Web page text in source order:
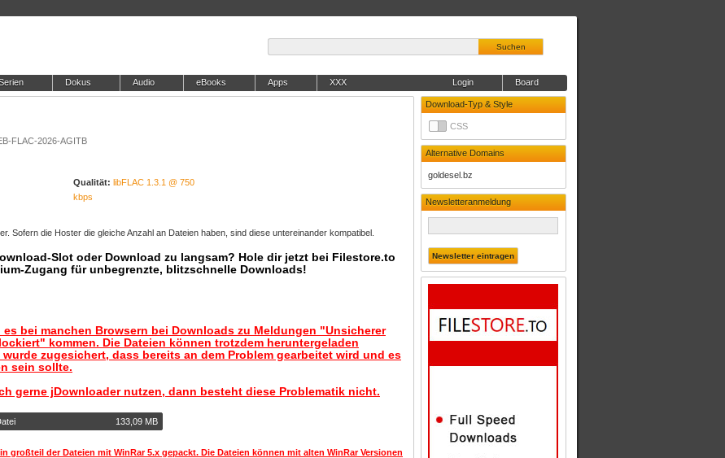
Suchen
Dokus Audio eBooks Apps XXX Board
Login
Download-Typ & Style
CSS
Alternative Domains
goldesel.bz
Newsletteranmeldung
FLAC-2026-AGITB
Qualität: libFLAC 1.3.1 @ 750
kbps
Sofern die Hoster die gleiche Anzahl an Dateien haben, sind diese untereinander kompatibel.
Slot oder Download zu langsam? Hole dir jetzt bei Filestore.to
Zugang für unbegrenzte, blitzschnelle Downloads!
bei manchen Browsern bei Downloads zu Meldungen "Unsicherer
kommen. Die Dateien können trotzdem heruntergeladen
wurde zugesichert, dass bereits an dem Problem gearbeitet wird und es
sein sollte.
gerne jDownloader nutzen, dann besteht diese Problematik nicht.
133,09 MB
großteil der Dateien mit WinRar 5.x gepackt. Die Dateien können mit alten WinRar Versionen